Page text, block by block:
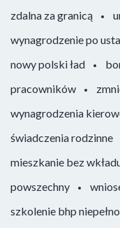
zdalna za granicą
wynagrodzenie po
nowy polski ład
pracowników
wynagrodzenia
świadczenia rodzinne
mieszkanie bez
powszechny
szkolenie bhp